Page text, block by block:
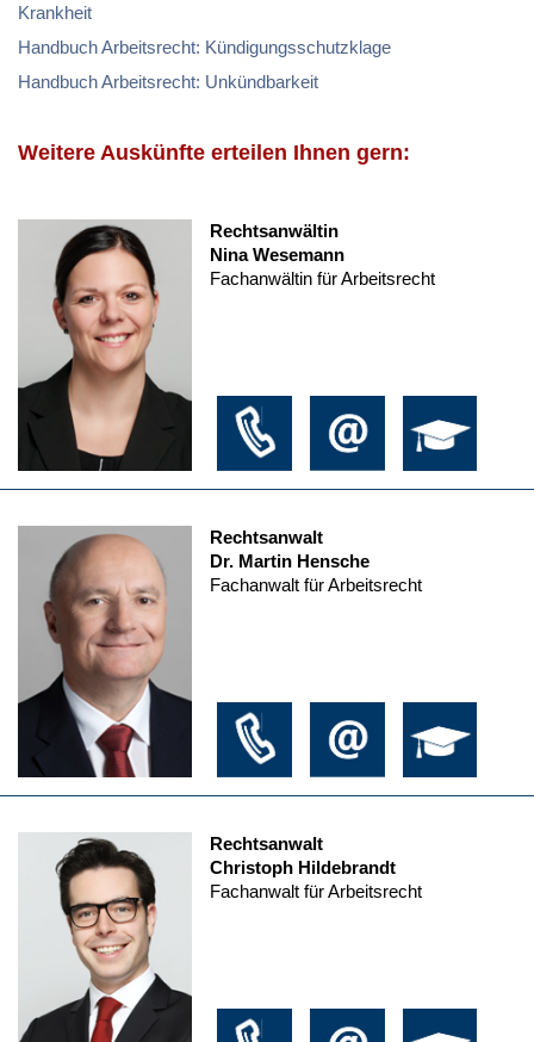
Krankheit
Handbuch Arbeitsrecht: Kündigungsschutzklage
Handbuch Arbeitsrecht: Unkündbarkeit
Weitere Auskünfte erteilen Ihnen gern:
Rechtsanwältin
Nina Wesemann
Fachanwältin für Arbeitsrecht
Rechtsanwalt
Dr. Martin Hensche
Fachanwalt für Arbeitsrecht
Rechtsanwalt
Christoph Hildebrandt
Fachanwalt für Arbeitsrecht